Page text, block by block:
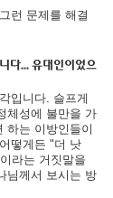
런 문제를 해결
다... 유대인이었으
입니다. 슬프게
체성에 불만을 가
하는 이방인들이
떻게든 "더 낫
라는 거짓말을
님께서 보시는 방